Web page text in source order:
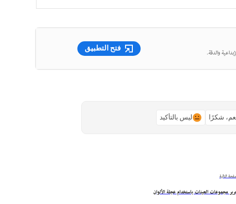
والدقة.
فتح التطبيق
شكرًا ليس بالتأكيد
التالية
مجموعات العينات باستخدام عجلة الألوان